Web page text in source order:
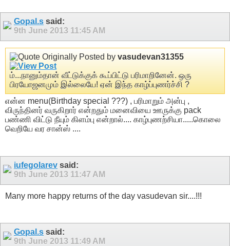
Gopal.s said:
9th June 2013 11:45 AM
Originally Posted by vasudevan31355
ம்...நானும்தான் வீட்டுக்குக் கூப்பிட்டு பரிமாறினேன். ஒரு
பிரயோஜனமும் இல்லையே! ஏன் இந்த காழ்ப்புணர்ச்சி ?
என்ன menu(Birthday special ???) , பரிமாறும் அன்பு ,
விருந்தினர் வருகிறார் என்றதும் மனைவியை ஊருக்கு pack
பண்ணி விட்டு நீயும் கிளம்பு என்றால்.... காழ்புணற்சியா.....கொலை
வெறியே வர சான்ஸ் ....
iufegolarev said:
9th June 2013 11:47 AM
Many more happy returns of the day vasudevan sir....!!!
Gopal.s said:
9th June 2013 11:49 AM